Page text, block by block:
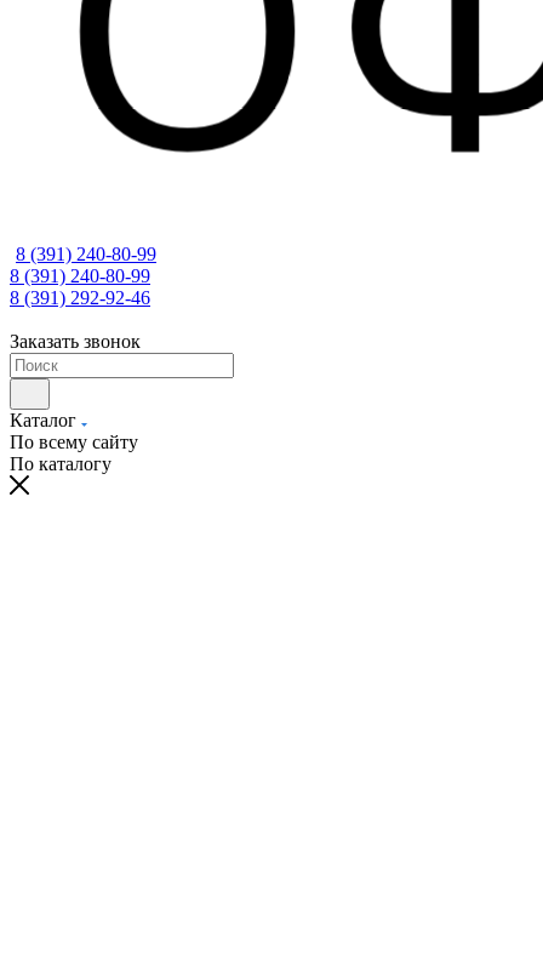
8 (391) 240-80-99
8 (391) 240-80-99
8 (391) 292-92-46
Заказать звонок
Каталог
По всему сайту
По каталогу